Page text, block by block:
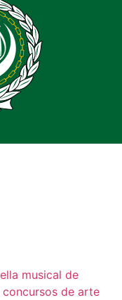
musical de
concursos de arte